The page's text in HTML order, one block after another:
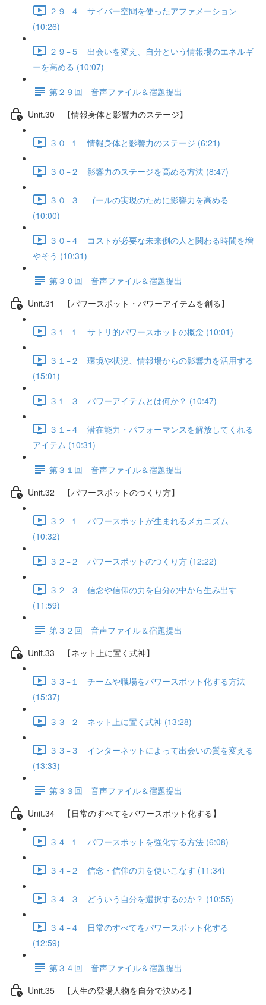
２９−４ サイバー空間を使ったアファメーション
(10:26)
２９−５ 出会いを変え、自分という情報場のエネルギ
ーを高める (10:07)
第２９回 音声ファイル＆宿題提出
Unit.30 【情報身体と影響力のステージ】
３０−１ 情報身体と影響力のステージ (6:21)
３０−２ 影響力のステージを高める方法 (8:47)
３０−３ ゴールの実現のために影響力を高める
(10:00)
３０−４ コストが必要な未来側の人と関わる時間を増
やそう (10:31)
第３０回 音声ファイル＆宿題提出
Unit.31 【パワースポット・パワーアイテムを創る】
３１−１ サトリ的パワースポットの概念 (10:01)
３１−２ 環境や状況、情報場からの影響力を活用する
(15:01)
３１−３ パワーアイテムとは何か？ (10:47)
３１−４ 潜在能力・パフォーマンスを解放してくれる
アイテム (10:31)
第３１回 音声ファイル＆宿題提出
Unit.32 【パワースポットのつくり方】
３２−１ パワースポットが生まれるメカニズム
(10:32)
３２−２ パワースポットのつくり方 (12:22)
３２−３ 信念や信仰の力を自分の中から生み出す
(11:59)
第３２回 音声ファイル＆宿題提出
Unit.33 【ネット上に置く式神】
３３−１ チームや職場をパワースポット化する方法
(15:37)
３３−２ ネット上に置く式神 (13:28)
３３−３ インターネットによって出会いの質を変える
(13:33)
第３３回 音声ファイル＆宿題提出
Unit.34 【日常のすべてをパワースポット化する】
３４−１ パワースポットを強化する方法 (6:08)
３４−２ 信念・信仰の力を使いこなす (11:34)
３４−３ どういう自分を選択するのか？ (10:55)
３４−４ 日常のすべてをパワースポット化する
(12:59)
第３４回 音声ファイル＆宿題提出
Unit.35 【人生の登場人物を自分で決める】